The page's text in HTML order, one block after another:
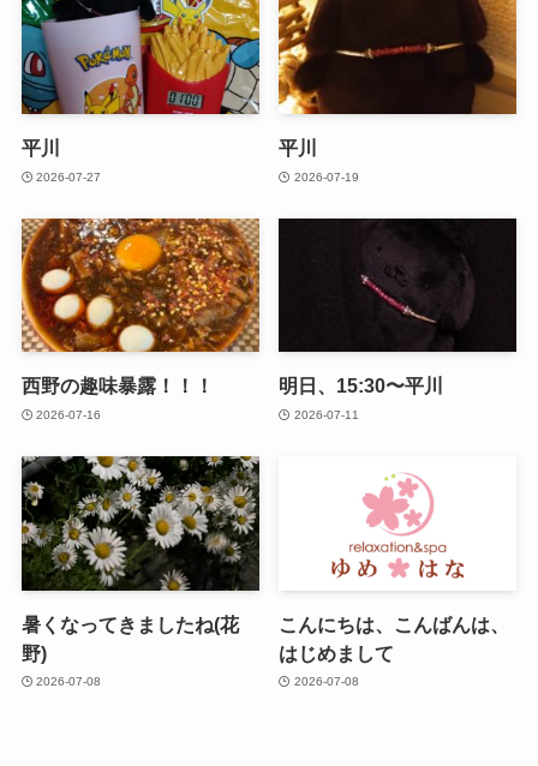
平川
2026-07-27
平川
2026-07-19
西野の趣味暴露！！！
2026-07-16
明日、15:30〜平川
2026-07-11
暑くなってきましたね(花
野)
2026-07-08
こんにちは、こんばんは、
はじめまして
2026-07-08